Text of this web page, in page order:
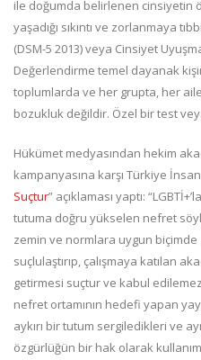
ile doğumda belirlenen cinsiyetin
yaşadığı sıkıntı ve zorlanmaya
(DSM-5 2013) veya Cinsiyet
Değerlendirme temel dayanak
toplumlarda ve her grupta, her
bozukluk değildir. Özel bir test
Hükümet medyasından hekim
kampanyasına karşı Türkiye İnsan
Suçtur” açıklaması yaptı:
tutuma doğru yükselen nefret
zemin ve normlara uygun biçimde
suçlulaştırıp, çalışmaya katılan
getirmesi suçtur ve kabul
nefret ortamının hedefi yapan
aykırı bir tutum sergiledikleri ve
özgürlüğün bir hak olarak